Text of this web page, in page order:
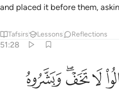
and placed it before them,
Tafsirs Lessons Reflections
51:28
بغلام عليم ٢٨
وَبَشَّرُوهُ بِغُلَـٰمٍ عَلِيمٍۢ ٢٨
ﳌﳍﳎﳏ